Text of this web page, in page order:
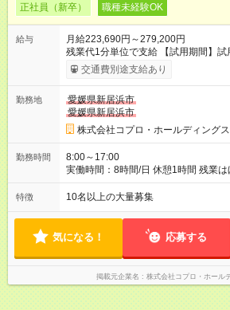
正社員（新卒） 職種未経験OK
給与
月給223,690円～279,200円
残業代1分単位で支給 【試
交通費別途支給あり
勤務地
愛媛県新居浜市
愛媛県新居浜市
株式会社コプロ・ホールディングス
勤務時間
8:00～17:00
実働時間：8時間/日 休憩1時間 残業はほとんどなく、定時で帰れ
る日が多い働き方です。 毎日の業務
ので、 「今日やるべき仕事」が終わ
方を大切にしています。
特徴 10名以上の大量募集
気になる！ 応募する
掲載元企業名 株式会社コプロ・ホール